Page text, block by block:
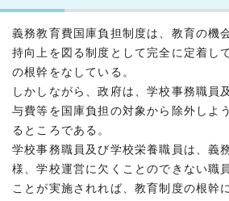
義務教育費国庫負担制度は、教育の機
持向上を図る制度として完全に定着し
の根幹をなしている。
しかしながら、政府は、学校事務職員
与費等を国庫負担の対象から除外しよ
るところである。
学校事務職員及び学校栄養職員は、義
様、学校運営に欠くことのできない職
ことが実施されれば、教育制度の根幹